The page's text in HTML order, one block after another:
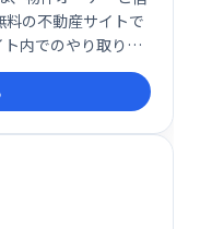
料の不動産サイトで
内でのやり取りは
載が可能です。オー
ーズな取引を実現